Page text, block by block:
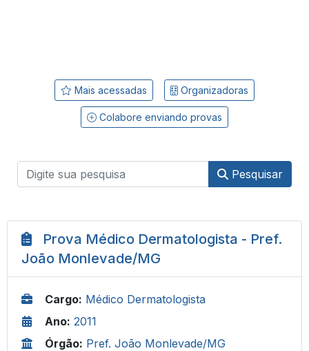
Mais acessadas Organizadoras
Colabore enviando provas
Pesquisar
Prova Médico Dermatologista - Pref.
João Monlevade/MG
Cargo: Médico Dermatologista
Ano: 2011
Órgão: Pref. João Monlevade/MG